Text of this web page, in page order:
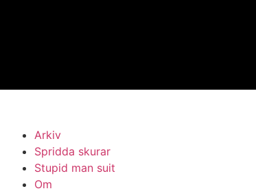
Arkiv
Spridda skurar
Stupid man suit
Om